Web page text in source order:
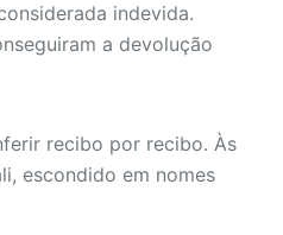
indevida.
a devolução
recibo por recibo. Às
escondido em nomes